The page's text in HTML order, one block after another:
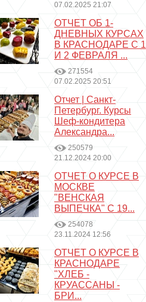
07.02.2025 21:07
ОТЧЕТ ОБ 1-
ДНЕВНЫХ КУРСАХ
В КРАСНОДАРЕ С 1
И 2 ФЕВРАЛЯ ...
271554
07.02.2025 20:51
Отчет | Санкт-
Петербург. Курсы
Шеф-кондитера
Александра...
250579
21.12.2024 20:00
ОТЧЕТ О КУРСЕ В
МОСКВЕ
"ВЕНСКАЯ
ВЫПЕЧКА" С 19...
254078
23.11.2024 12:56
ОТЧЕТ О КУРСЕ В
КРАСНОДАРЕ
"ХЛЕБ -
КРУАССАНЫ -
БРИ...